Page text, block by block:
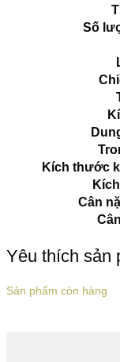
Số
Kích thước
Cân
Yêu thích sản
Sản phẩm còn hàng